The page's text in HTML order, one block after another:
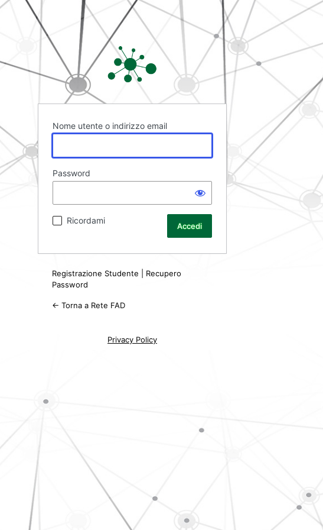
Rete FAD
Nome utente o indirizzo email
Password
Ricordami
Registrazione Studente
Recupero
Password
← Torna a Rete FAD
Privacy Policy